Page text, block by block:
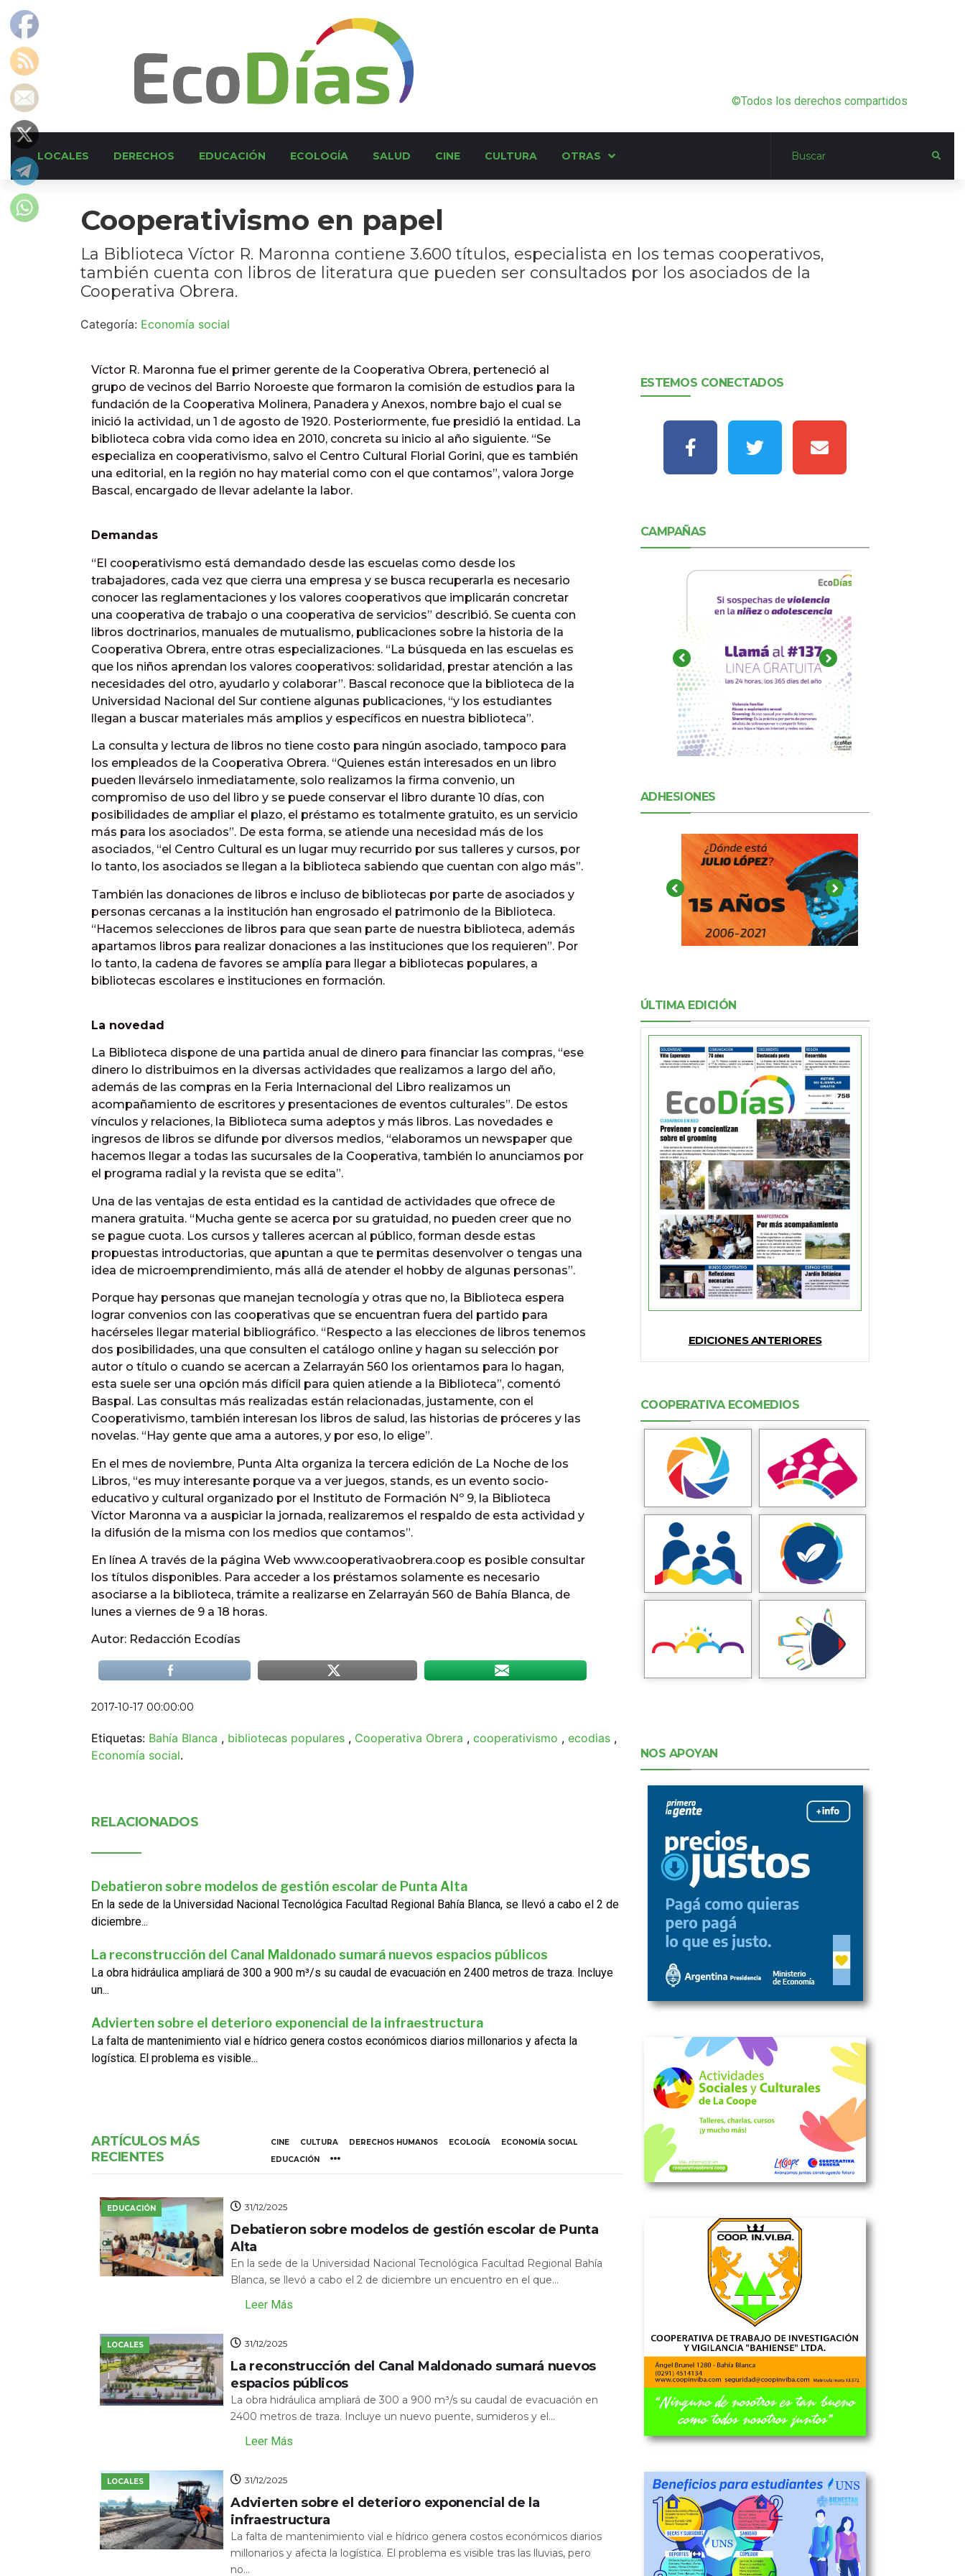
©Todos los derechos compartidos
LOCALES DERECHOS EDUCACIÓN ECOLOGÍA SALUD CINE CULTURA OTRAS
Cooperativismo en papel
La Biblioteca Víctor R. Maronna contiene 3.600 títulos, especialista en los temas cooperativos,
también cuenta con libros de literatura que pueden ser consultados por los asociados de la
Cooperativa Obrera.
Categoría: Economía social
Víctor R. Maronna fue el primer gerente de la Cooperativa Obrera, perteneció al
grupo de vecinos del Barrio Noroeste que formaron la comisión de estudios para la
fundación de la Cooperativa Molinera, Panadera y Anexos, nombre bajo el cual se
inició la actividad, un 1 de agosto de 1920. Posteriormente, fue presidió la entidad. La
biblioteca cobra vida como idea en 2010, concreta su inicio al año siguiente. “Se
especializa en cooperativismo, salvo el Centro Cultural Florial Gorini, que es también
una editorial, en la región no hay material como con el que contamos”, valora Jorge
Bascal, encargado de llevar adelante la labor.
Demandas
“El cooperativismo está demandado desde las escuelas como desde los
trabajadores, cada vez que cierra una empresa y se busca recuperarla es necesario
conocer las reglamentaciones y los valores cooperativos que implicarán concretar
una cooperativa de trabajo o una cooperativa de servicios” describió. Se cuenta con
libros doctrinarios, manuales de mutualismo, publicaciones sobre la historia de la
Cooperativa Obrera, entre otras especializaciones. “La búsqueda en las escuelas es
que los niños aprendan los valores cooperativos: solidaridad, prestar atención a las
necesidades del otro, ayudarlo y colaborar”. Bascal reconoce que la biblioteca de la
Universidad Nacional del Sur contiene algunas publicaciones, “y los estudiantes
llegan a buscar materiales más amplios y específicos en nuestra biblioteca”.
La consulta y lectura de libros no tiene costo para ningún asociado, tampoco para
los empleados de la Cooperativa Obrera. “Quienes están interesados en un libro
pueden llevárselo inmediatamente, solo realizamos la firma convenio, un
compromiso de uso del libro y se puede conservar el libro durante 10 días, con
posibilidades de ampliar el plazo, el préstamo es totalmente gratuito, es un servicio
más para los asociados”. De esta forma, se atiende una necesidad más de los
asociados, “el Centro Cultural es un lugar muy recurrido por sus talleres y cursos, por
lo tanto, los asociados se llegan a la biblioteca sabiendo que cuentan con algo más”.
También las donaciones de libros e incluso de bibliotecas por parte de asociados y
personas cercanas a la institución han engrosado el patrimonio de la Biblioteca.
“Hacemos selecciones de libros para que sean parte de nuestra biblioteca, además
apartamos libros para realizar donaciones a las instituciones que los requieren”. Por
lo tanto, la cadena de favores se amplía para llegar a bibliotecas populares, a
bibliotecas escolares e instituciones en formación.
La novedad
La Biblioteca dispone de una partida anual de dinero para financiar las compras, “ese
dinero lo distribuimos en la diversas actividades que realizamos a largo del año,
además de las compras en la Feria Internacional del Libro realizamos un
acompañamiento de escritores y presentaciones de eventos culturales”. De estos
vínculos y relaciones, la Biblioteca suma adeptos y más libros. Las novedades e
ingresos de libros se difunde por diversos medios, “elaboramos un newspaper que
hacemos llegar a todas las sucursales de la Cooperativa, también lo anunciamos por
el programa radial y la revista que se edita”.
Una de las ventajas de esta entidad es la cantidad de actividades que ofrece de
manera gratuita. “Mucha gente se acerca por su gratuidad, no pueden creer que no
se pague cuota. Los cursos y talleres acercan al público, forman desde estas
propuestas introductorias, que apuntan a que te permitas desenvolver o tengas una
idea de microemprendimiento, más allá de atender el hobby de algunas personas”.
Porque hay personas que manejan tecnología y otras que no, la Biblioteca espera
lograr convenios con las cooperativas que se encuentran fuera del partido para
hacérseles llegar material bibliográfico. “Respecto a las elecciones de libros tenemos
dos posibilidades, una que consulten el catálogo online y hagan su selección por
autor o título o cuando se acercan a Zelarrayán 560 los orientamos para lo hagan,
esta suele ser una opción más difícil para quien atiende a la Biblioteca”, comentó
Baspal. Las consultas más realizadas están relacionadas, justamente, con el
Cooperativismo, también interesan los libros de salud, las historias de próceres y las
novelas. “Hay gente que ama a autores, y por eso, lo elige”.
En el mes de noviembre, Punta Alta organiza la tercera edición de La Noche de los
Libros, “es muy interesante porque va a ver juegos, stands, es un evento socio-
educativo y cultural organizado por el Instituto de Formación Nº 9, la Biblioteca
Víctor Maronna va a auspiciar la jornada, realizaremos el respaldo de esta actividad y
la difusión de la misma con los medios que contamos”.
En línea A través de la página Web www.cooperativaobrera.coop es posible consultar
los títulos disponibles. Para acceder a los préstamos solamente es necesario
asociarse a la biblioteca, trámite a realizarse en Zelarrayán 560 de Bahía Blanca, de
lunes a viernes de 9 a 18 horas.
Autor: Redacción Ecodías
2017-10-17 00:00:00
Etiquetas: Bahía Blanca , bibliotecas populares , Cooperativa Obrera , cooperativismo , ecodias ,
Economía social.
RELACIONADOS
Debatieron sobre modelos de gestión escolar de Punta Alta
En la sede de la Universidad Nacional Tecnológica Facultad Regional Bahía Blanca, se llevó a cabo el 2 de
diciembre...
La reconstrucción del Canal Maldonado sumará nuevos espacios públicos
La obra hidráulica ampliará de 300 a 900 m³/s su caudal de evacuación en 2400 metros de traza. Incluye
un...
Advierten sobre el deterioro exponencial de la infraestructura
La falta de mantenimiento vial e hídrico genera costos económicos diarios millonarios y afecta la
logística. El problema es visible...
ARTÍCULOS MÁS
RECIENTES
CINE CULTURA DERECHOS HUMANOS ECOLOGÍA
ECONOMÍA SOCIAL
EDUCACIÓN
EDUCACIÓN 31/12/2025
Debatieron sobre modelos de gestión escolar de Punta
Alta
En la sede de la Universidad Nacional Tecnológica Facultad Regional Bahía
Blanca, se llevó a cabo el 2 de diciembre un encuentro en el que...
Leer Más
LOCALES 31/12/2025
La reconstrucción del Canal Maldonado sumará nuevos
espacios públicos
La obra hidráulica ampliará de 300 a 900 m³/s su caudal de evacuación en
2400 metros de traza. Incluye un nuevo puente, sumideros y el...
Leer Más
LOCALES 31/12/2025
Advierten sobre el deterioro exponencial de la
infraestructura
La falta de mantenimiento vial e hídrico genera costos económicos diarios
millonarios y afecta la logística. El problema es visible tras las lluvias, pero
no...
ESTEMOS CONECTADOS
CAMPAÑAS
ADHESIONES
ÚLTIMA EDICIÓN
EDICIONES ANTERIORES
COOPERATIVA ECOMEDIOS
NOS APOYAN